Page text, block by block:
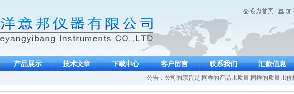
| 产品展示 | 技术文章 | 下载中心 | 客户留言 | 联系我们 | 汇款信息
公告：公司的宗旨是:同样的产品比质量,同样的质量比价